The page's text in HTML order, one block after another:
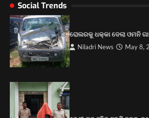
Social Trends
ରୋଲରକୁ ଧକ୍କା ଦେଲା ଓମନି
Niladri News May 8,
2
3
କେନ୍ଦ୍ରମନ୍ତ୍ରୀ ଧର୍ମେନ୍ଦ୍ର